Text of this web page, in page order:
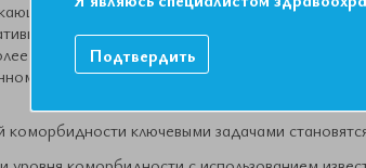
одномоментно, потенцирующих течение
влияние на прогноз и исход пациента. У
3 заболеваний и более 2-3 факторов риска,
случае приобретает характер
коморбидности ключевыми задачами
Подтвердить